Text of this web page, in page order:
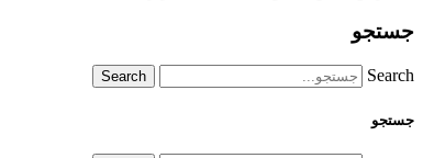
جستجو
Search
جستجو